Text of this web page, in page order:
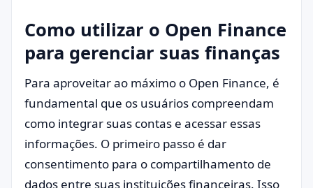
Como utilizar o Open Finance
para gerenciar suas finanças
Para aproveitar ao máximo o Open Finance, é
fundamental que os usuários compreendam
como integrar suas contas e acessar essas
informações. O primeiro passo é dar
consentimento para o compartilhamento de
dados entre suas instituições financeiras. Isso